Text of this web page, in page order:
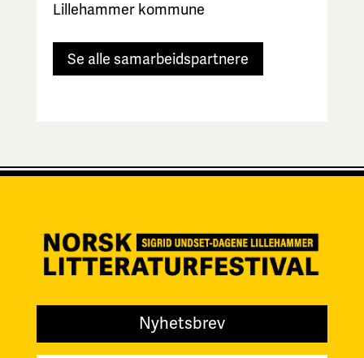
Lillehammer kommune
Se alle samarbeidspartnere
Nyhetsbrev